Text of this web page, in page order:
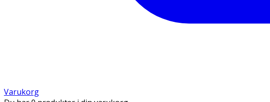
Varukorg